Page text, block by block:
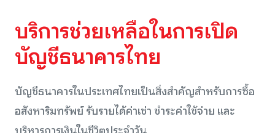
บริการช่วยเหลือในการเปิด
บัญชีธนาคารไทย
บัญชีธนาคารในประเทศไทยเป็นสิ่งสำคัญสำหรับการซื้อ
อสังหาริมทรัพย์ รับรายได้ค่าเช่า ชำระค่าใช้จ่าย และ